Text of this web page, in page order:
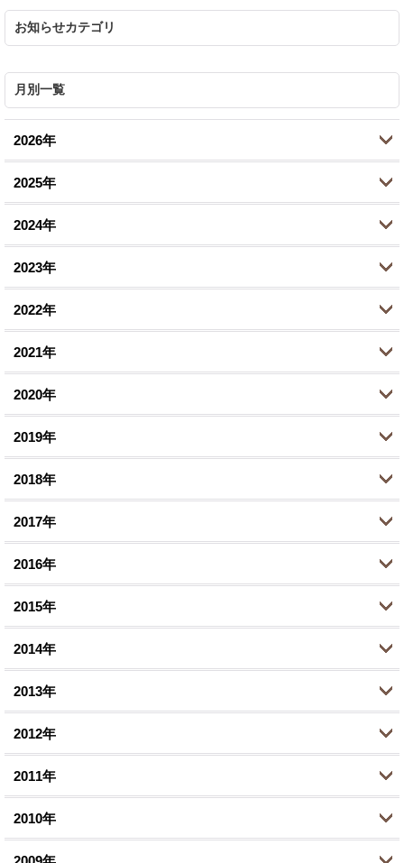
お知らせカテゴリ
月別一覧
2026年
6月 (5)
5月 (1)
4月 (1)
2月 (1)
1月 (1)
2025年
8月 (2)
6月 (1)
2月 (1)
1月 (1)
2024年
10月 (1)
8月 (1)
7月 (1)
1月 (1)
2023年
9月 (1)
8月 (1)
6月 (1)
3月 (1)
1月 (2)
2022年
10月 (2)
9月 (2)
8月 (1)
5月 (2)
3月 (4)
2021年
11月 (2)
9月 (3)
8月 (1)
7月 (1)
6月 (1)
1月 (2)
2020年
10月 (1)
8月 (2)
7月 (2)
6月 (1)
4月 (5)
1月 (1)
2019年
11月 (4)
10月 (5)
9月 (2)
8月 (3)
6月 (7)
3月 (1)
2月 (2)
2018年
11月 (2)
10月 (1)
9月 (3)
8月 (4)
7月 (9)
2月 (1)
2017年
11月 (4)
10月 (5)
9月 (2)
8月 (4)
6月 (5)
2016年
11月 (2)
10月 (3)
9月 (1)
8月 (4)
6月 (3)
2015年
11月 (1)
10月 (3)
9月 (1)
8月 (2)
7月 (1)
2014年
11月 (3)
10月 (4)
8月 (3)
7月 (2)
2013年
11月 (2)
10月 (2)
9月 (4)
2012年
11月 (4)
2011年
2010年